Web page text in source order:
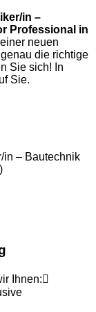
in –
Professional in
neuen
die richtige
Sie sich! In
Sie.
in – Bautechnik
Ihnen: